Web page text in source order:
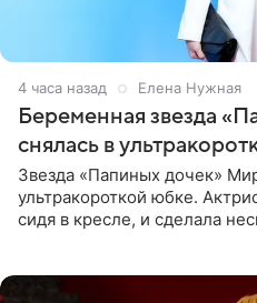
4 часа назад Елена Нужная
Беременная звезда
снялась в
Звезда «Папиных дочек»
ультракороткой юбке.
сидя в кресле, и сделала